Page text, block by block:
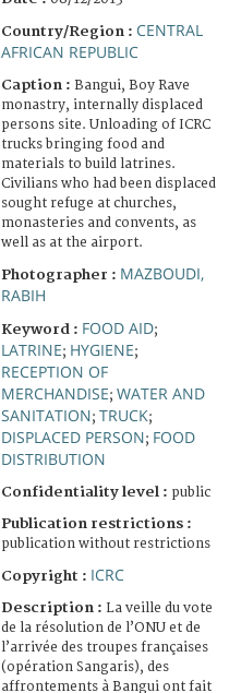
Country/Region : CENTRAL
AFRICAN REPUBLIC
Caption : Bangui, Boy Rave
monastry, internally displaced
persons site. Unloading of ICRC
trucks bringing food and
materials to build latrines.
Civilians who had been displaced
sought refuge at churches,
monasteries and convents, as
well as at the airport.
Photographer : MAZBOUDI,
RABIH
Keyword : FOOD AID;
LATRINE; HYGIENE;
RECEPTION OF
MERCHANDISE; WATER AND
SANITATION; TRUCK;
DISPLACED PERSON; FOOD
DISTRIBUTION
Confidentiality level : public
Publication restrictions :
publication without restrictions
Copyright : ICRC
Description : La veille du vote
de la résolution de l’ONU et de
l’arrivée des troupes françaises
(opération Sangaris), des
affrontements à Bangui ont fait